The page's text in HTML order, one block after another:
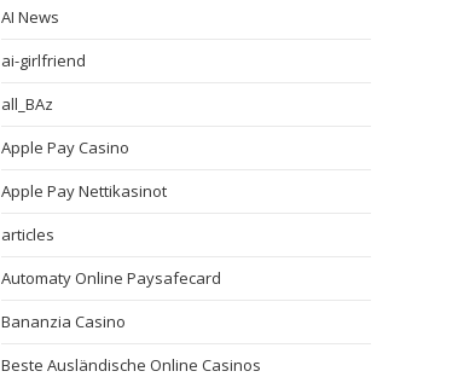
AI News
ai-girlfriend
all_BAz
Apple Pay Casino
Apple Pay Nettikasinot
articles
Automaty Online Paysafecard
Bananzia Casino
Beste Ausländische Online Casinos